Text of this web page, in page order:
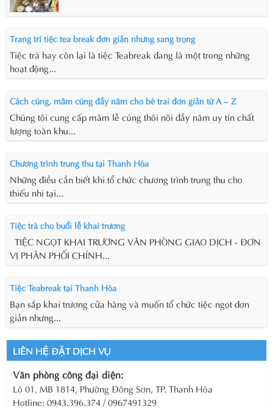
Trang trí tiệc tea break đơn giản nhưng sang trọng
Tiệc trà hay còn lại là tiệc Teabreak đang là một trong những
hoạt động...
Cách cúng, mâm cúng đầy năm cho bé trai đơn giản từ A – Z
Chúng tôi cung cấp mâm lễ cúng thôi nôi đầy năm uy tín chất
lượng toàn khu...
Chương trình trung thu tại Thanh Hóa
Những điều cần biết khi tổ chức chương trình trung thu cho
thiếu nhi tại...
Tiệc trà cho buổi lễ khai trương
TIỆC NGỌT KHAI TRƯƠNG VĂN PHÒNG GIAO DỊCH - ĐƠN
VỊ PHÂN PHỐI CHÍNH...
Tiệc Teabreak tại Thanh Hóa
Bạn sắp khai trương cửa hàng và muốn tổ chức tiệc ngọt đơn
giản nhưng...
LIÊN HỆ ĐẶT DỊCH VỤ
Văn phòng công đại diện:
Lô 01, MB 1814, Phường Đông Sơn, TP. Thanh Hóa
Hotline: 0943.396.374 / 0967491329